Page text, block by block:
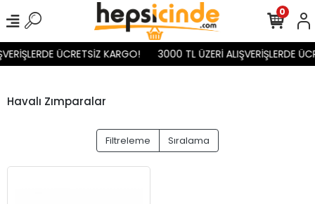
ÜCRETSİZ KARGO! 3000 TL ÜZERİ ALIŞVERİŞLERDE
0
Havalı Zımparalar
Filtreleme Sıralama